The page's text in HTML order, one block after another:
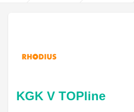
KGK V TOPline